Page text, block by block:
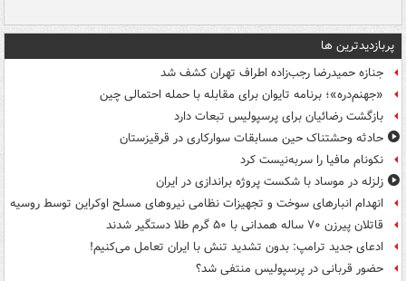
پربازدیدترین ها
جنازه حمیدرضا رجب‌زاده اطراف تهران کشف شد
«جهنم‌دره»؛ برنامه تایوان برای مقابله با حمله احتمالی چین
بازگشت رضائیان برای پرسپولیس تبعات دارد
حادثه وحشتناک حین مسابقات سوارکاری در قرقیزستان
نکونام مافیا را سربه‌نیست کرد
زلزله در موساد با شکست پروژه براندازی در ایران
انهدام انبارهای سوخت و تجهیزات نظامی نیروهای مسلح اوکراین توسط روسیه
قاتلان پیرزن ۷۰ ساله همدانی با ۵۰ گرم طلا دستگیر شدند
ادعای جدید ترامپ: بدون تشدید تنش با ایران تعامل می‌کنیم!
حضور قربانی در پرسپولیس منتفی شد؟